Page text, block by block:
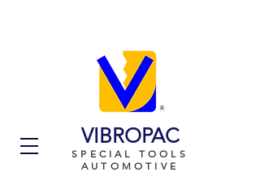
VIBROPAC
SPECIAL TOOLS
AUTOMOTIVE